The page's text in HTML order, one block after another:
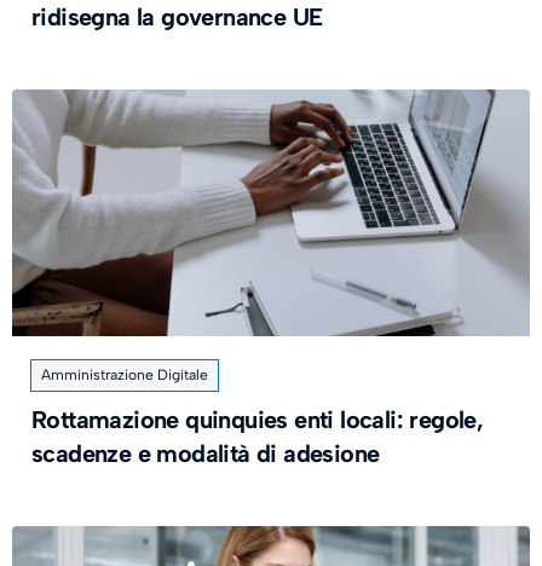
ridisegna la governance UE
Amministrazione Digitale
Rottamazione quinquies enti locali: regole,
scadenze e modalità di adesione